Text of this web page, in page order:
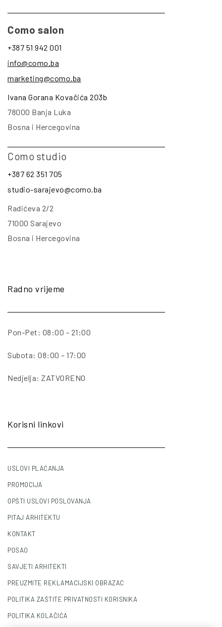
Como salon
+387 51 942 001
info@como.ba
marketing@como.ba
Ivana Gorana Kovačića 203b
78000 Banja Luka
Bosna i Hercegovina
Como studio
+387 62 351 705
studio-sarajevo@como.ba
Radićeva 2/2
71000 Sarajevo
Bosna i Hercegovina
Radno vrijeme
Pon-Pet: 08:00 – 21:00
Subota: 08:00 – 17:00
Nedjelja: ZATVORENO
Korisni linkovi
USLOVI PLAĆANJA
PROMOCIJA
OPŠTI USLOVI POSLOVANJA
PITAJ ARHITEKTU
KONTAKT
POSAO
SAVJETI ARHITEKTI
PREUZMITE REKLAMACIJSKI OBRAZAC
POLITIKA ZAŠTITE PRIVATNOSTI KORISNIKA
POLITIKA KOLAČIĆA